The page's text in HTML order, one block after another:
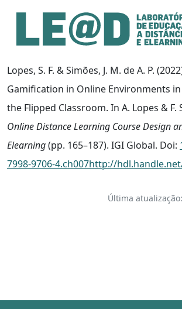
Ir para o conteúdo principal
Informações de acessibilidade
Mapa do site
Lopes, S. F. & Simões, J. M. de A. P.
Gamification in Online Environments
the Flipped Classroom. In A. Lopes & F.
Online Distance Learning Course Design
Elearning(pp. 165–187). IGI Global. Doi:
7998-9706-4.ch007http://
Última